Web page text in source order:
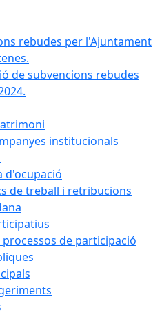
rebudes per l'Ajuntament
de subvencions rebudes
institucionals
d'ocupació
de treball i retribucions
processos de participació